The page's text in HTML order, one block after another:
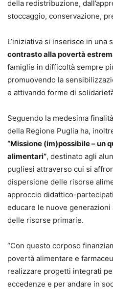
della redistribuzione,
stoccaggio, conservazione,
L’iniziativa si inserisce in una
contrasto alla povertà
famiglie in difficoltà sempre
promuovendo la
e attivando forme di
Seguendo la medesima
della Regione Puglia ha,
“Missione (im)possibile – un
alimentari”, destinato agli
pugliesi attraverso cui si
dispersione delle risorse
approccio didattico-
educare le nuove
delle risorse primarie.
“Con questo corposo
povertà alimentare e
realizzare progetti integrati
eccedenze e per andare in